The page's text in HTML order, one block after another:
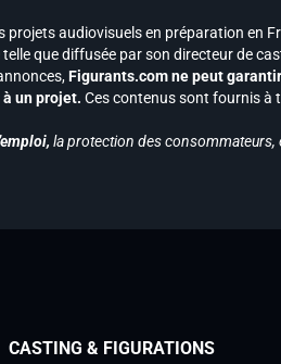
projets audiovisuels en préparation en
que diffusée par son directeur de
Figurants.com ne peut
un projet. Ces contenus sont fournis à
la protection des consommateurs,
CASTING & FIGURATIONS